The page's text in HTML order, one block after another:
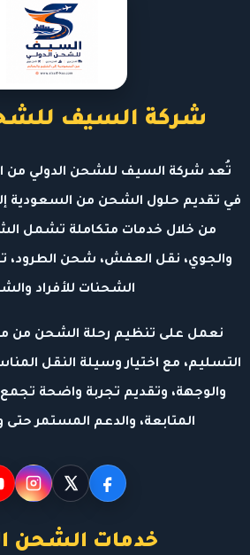
شركة السيف
تُعد شركة السيف للشحن الدولي من
في تقديم حلول الشحن من السعودية
من خلال خدمات متكاملة تشمل
والجوي، نقل العفش، شحن الطرود،
الشحنات للأفراد
نعمل على تنظيم رحلة الشحن من
التسليم، مع اختيار وسيلة النقل
والوجهة، وتقديم تجربة واضحة تجمع
المتابعة، والدعم المستمر
خدمات الشحن